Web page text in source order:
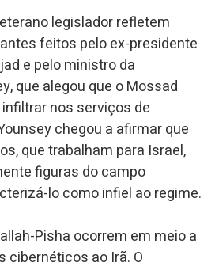
legislador refletem
feitos pelo ex-presidente
e pelo ministro da
que alegou que o Mossad
nos serviços de
chegou a afirmar que
que trabalham para Israel,
figuras do campo
lo como infiel ao regime.
Pisha ocorrem em meio a
cibernéticos ao Irã. O